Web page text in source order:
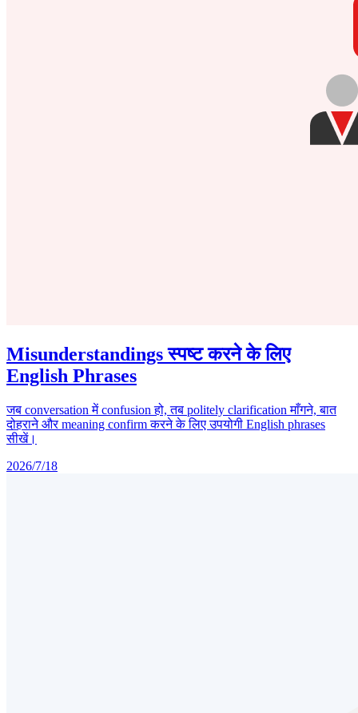
Misunderstandings स्पष्ट करने के लिए
English Phrases
जब conversation में confusion हो, तब politely clarification माँगने, बात
दोहराने और meaning confirm करने के लिए उपयोगी English phrases
सीखें।
2026/7/18